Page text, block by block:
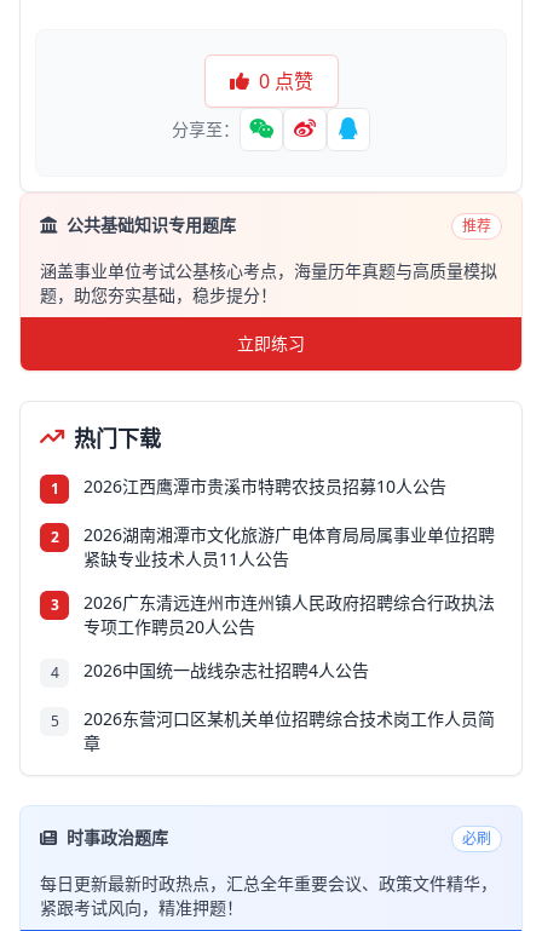
0 点赞
分享至：
公共基础知识专用题库 推荐
涵盖事业单位考试公基核心考点，海量历年真题与高质量模拟
题，助您夯实基础，稳步提分！
立即练习
热门下载
1 2026江西鹰潭市贵溪市特聘农技员招募10人公告
2
2026湖南湘潭市文化旅游广电体育局局属事业单位招聘
紧缺专业技术人员11人公告
3
2026广东清远连州市连州镇人民政府招聘综合行政执法
专项工作聘员20人公告
4 2026中国统一战线杂志社招聘4人公告
5
2026东营河口区某机关单位招聘综合技术岗工作人员简
章
时事政治题库 必刷
每日更新最新时政热点，汇总全年重要会议、政策文件精华，
紧跟考试风向，精准押题！